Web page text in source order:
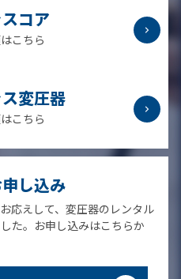
コア
こちら
変圧器
こちら
し込み
応えして、変圧器のレンタル
た。お申し込みはこちらか